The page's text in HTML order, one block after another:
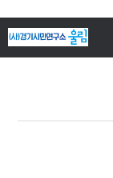
본문 바로가기
주메뉴 바로가기
하단 바로가기